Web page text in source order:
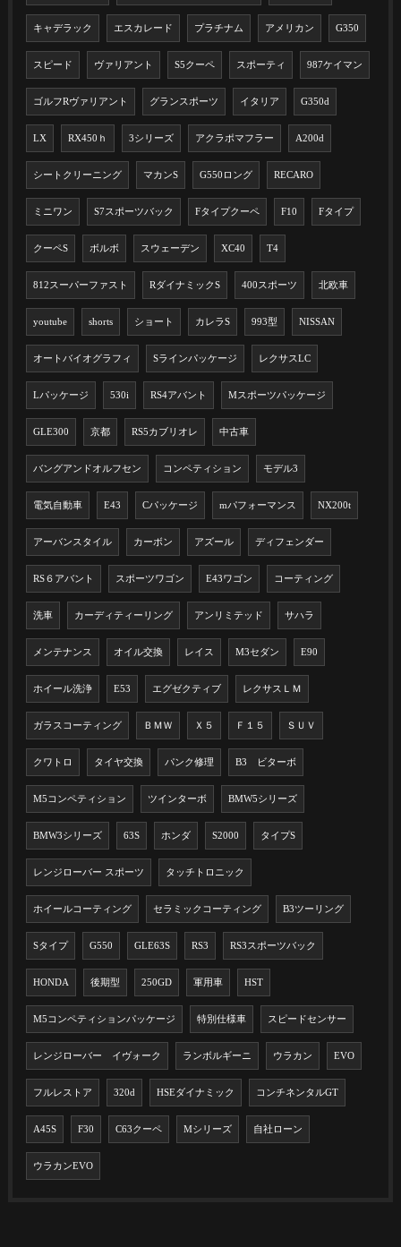
キャデラック エスカレード プラチナム アメリカン G350
スピード ヴァリアント S5クーペ スポーティ 987ケイマン
ゴルフRヴァリアント グランスポーツ イタリア G350d
LX RX450ｈ 3シリーズ アクラポマフラー A200d
シートクリーニング マカンS G550ロング RECARO
ミニワン S7スポーツバック Fタイプクーペ F10 Fタイプ
クーペS ボルボ スウェーデン XC40 T4
812スーパーファスト RダイナミックS 400スポーツ 北欧車
youtube shorts ショート カレラS 993型 NISSAN
オートバイオグラフィ Sラインパッケージ レクサスLC
Lパッケージ 530i RS4アバント Mスポーツパッケージ
GLE300 京都 RS5カブリオレ 中古車
バングアンドオルフセン コンペティション モデル3
電気自動車 E43 Cパッケージ mパフォーマンス NX200t
アーバンスタイル カーボン アズール ディフェンダー
RS６アバント スポーツワゴン E43ワゴン コーティング
洗車 カーディティーリング アンリミテッド サハラ
メンテナンス オイル交換 レイス M3セダン E90
ホイール洗浄 E53 エグゼクティブ レクサスＬＭ
ガラスコーティング ＢＭＷ Ｘ５ Ｆ１５ ＳＵＶ
クワトロ タイヤ交換 パンク修理 B3 ビターボ
M5コンペティション ツインターボ BMW5シリーズ
BMW3シリーズ 63S ホンダ S2000 タイプS
レンジローバー スポーツ タッチトロニック
ホイールコーティング セラミックコーティング B3ツーリング
Sタイプ G550 GLE63S RS3 RS3スポーツバック
HONDA 後期型 250GD 軍用車 HST
M5コンペティションパッケージ 特別仕様車 スピードセンサー
レンジローバー イヴォーク ランボルギーニ ウラカン EVO
フルレストア 320d HSEダイナミック コンチネンタルGT
A45S F30 C63クーペ Mシリーズ 自社ローン
ウラカンEVO